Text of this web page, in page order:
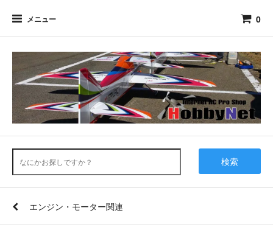
メニュー 0
検索
エンジン・モーター関連